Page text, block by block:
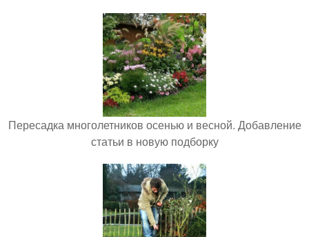
Пересадка многолетников осенью и весной. Добавление
статьи в новую подборку